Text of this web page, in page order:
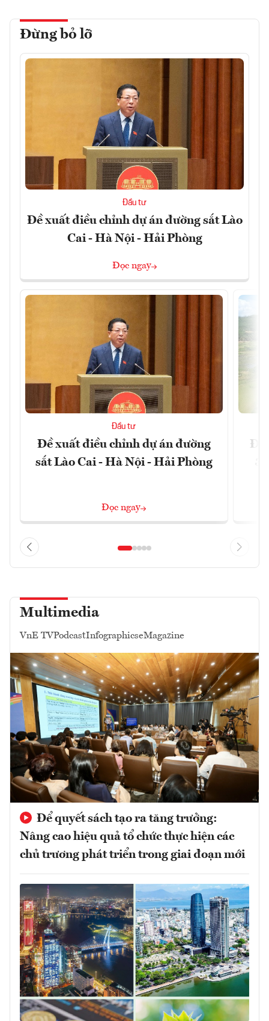
Đừng bỏ lỡ
Đầu tư
Đề xuất điều chỉnh dự án đường sắt Lào
Cai - Hà Nội - Hải Phòng
Đọc ngay
Đầu tư
Đề xuất điều chỉnh dự án đường
sắt Lào Cai - Hà Nội - Hải Phòng
Đọc ngay
Multimedia
VnE TVPodcastInfographicseMagazine
Để quyết sách tạo ra tăng trưởng:
Nâng cao hiệu quả tổ chức thực hiện các
chủ trương phát triển trong giai đoạn mới